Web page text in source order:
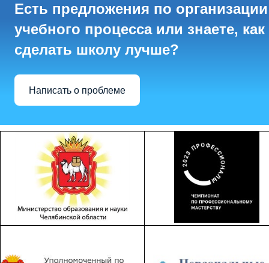
Есть предложения по организации
учебного процесса или знаете, как
сделать школу лучше?
Написать о проблеме